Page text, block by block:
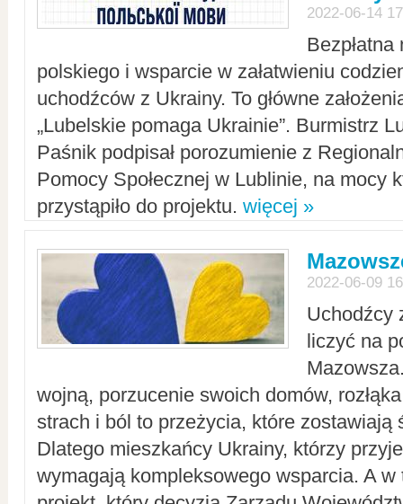
2022-06-14
polskiego i wsparcie w załatwieniu
uchodźców z Ukrainy. To główne
„Lubelskie pomaga Ukrainie”. Burmistrz
Paśnik podpisał porozumienie z
Pomocy Społecznej w Lublinie, na mocy
przystąpiło do projektu. więcej »
2022-06-09
Uchodźcy
liczyć na
wojną, porzucenie swoich domów,
strach i ból to przeżycia, które zostawiają
Dlatego mieszkańcy Ukrainy, którzy
wymagają kompleksowego wsparcia. A w